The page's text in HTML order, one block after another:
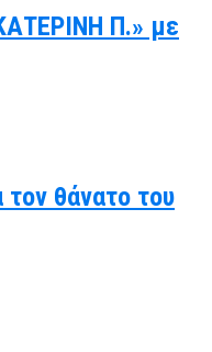
Π.» με
τον θάνατο του